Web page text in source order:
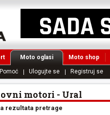
Moto oglasi Moto shop
Pomoć Ulogujte se Registruj se
motori - Ural
rezultata pretrage